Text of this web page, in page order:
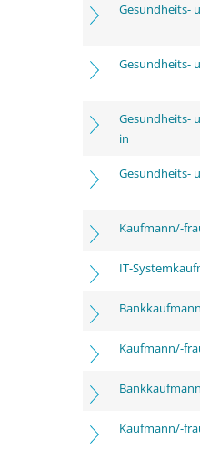
Gesundheits-
Gesundheits-
Gesundheits-
in
Gesundheits-
Kaufmann/-
IT-
Kaufmann/-
Kaufmann/-